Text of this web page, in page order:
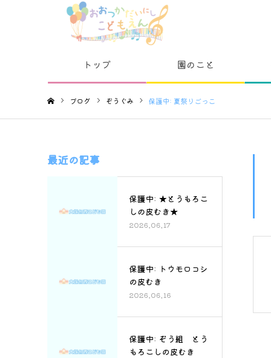
トップ 園のこと
ブログ ぞうぐみ 保護中: 夏祭りごっこ
最近の記事
保護中: ★とうもろこ
しの皮むき★
2026.06.17
保護中: トウモロコシ
の皮むき
2026.06.16
保護中: ぞう組 とう
もろこしの皮むき